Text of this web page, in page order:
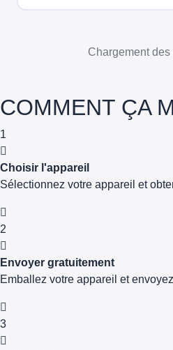
Chargement des
COMMENT ÇA
1
Choisir l'appareil
Sélectionnez votre appareil et
2
Envoyer gratuitement
Emballez votre appareil et
3